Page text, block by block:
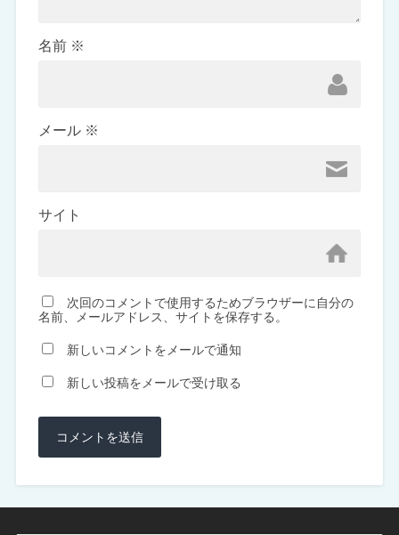
名前 ※
メール ※
サイト
次回のコメントで使用するためブラウザーに自分の
名前、メールアドレス、サイトを保存する。
新しいコメントをメールで通知
新しい投稿をメールで受け取る